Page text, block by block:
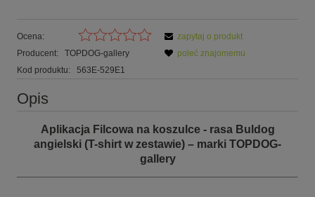
Ocena:
Producent:
TOPDOG-gallery
Kod produktu:
563E-529E1
zapytaj o produkt
poleć znajomemu
Opis
Aplikacja Filcowa na koszulce - rasa Buldog
angielski (T-shirt w zestawie) – marki TOPDOG-
gallery